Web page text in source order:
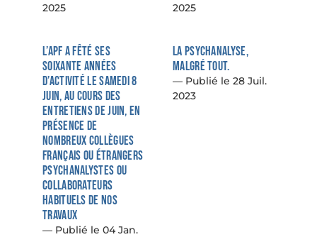
2025
2025
L’APF a fêté ses
soixante années
d’activité le samedi 8
juin, au cours des
Entretiens de juin, en
présence de
nombreux collègues
français ou étrangers
psychanalystes ou
collaborateurs
habituels de nos
travaux
04 Jan.
La psychanalyse,
malgré tout.
28 Juil.
2023